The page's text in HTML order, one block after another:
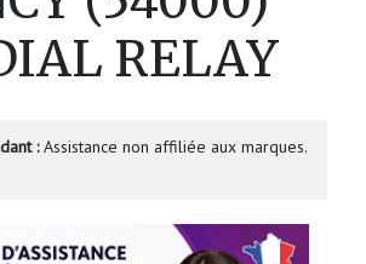
RELAY
:Assistance non affiliée aux marques.